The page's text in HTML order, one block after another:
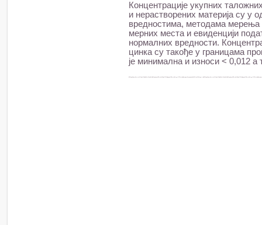
Концентрације укупних
и нерастворених материја су у
вредностима, методама мерења
мерних места и евиденцији
нормалних вредности.
цинка су такође у границама
је минимална и износи < 0,012 а